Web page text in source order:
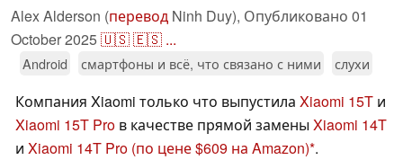
Alex Alderson (перевод Ninh Duy), Опубликовано 01
October 2025🇺🇸🇪🇸 ...
Android смартфоны и всё, что связано с ними слухи
Компания Xiaomi только что выпустила Xiaomi 15T и
Xiaomi 15T Pro в качестве прямой замены Xiaomi 14T
и Xiaomi 14T Pro (по цене $609 на Amazon) .